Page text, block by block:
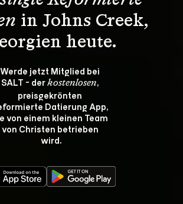
in Johns Creek,
heute.
Werde jetzt Mitglied bei
SALT - der kostenlosen,
preisgekrönten
Datierung App,
von einem kleinen Team
von Christen betrieben
wird.